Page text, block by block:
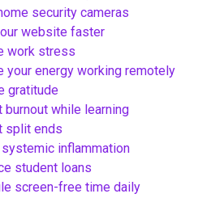
security cameras
website faster
work stress
your energy working remotely
gratitude
burnout while learning
split ends
inflammation
student loans
screen-free time daily